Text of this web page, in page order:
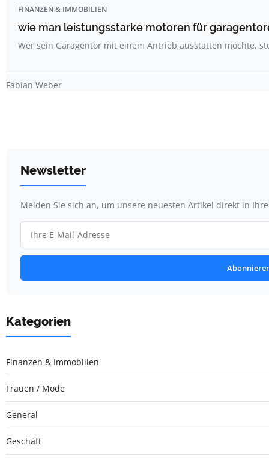
FINANZEN & IMMOBILIEN
wie man leistungsstarke motoren für
Wer sein Garagentor mit einem Antrieb ausstatten möchte,
Fabian Weber
Newsletter
Melden Sie sich an, um unsere neuesten Artikel direkt in
Kategorien
Finanzen & Immobilien
Frauen / Mode
General
Geschäft